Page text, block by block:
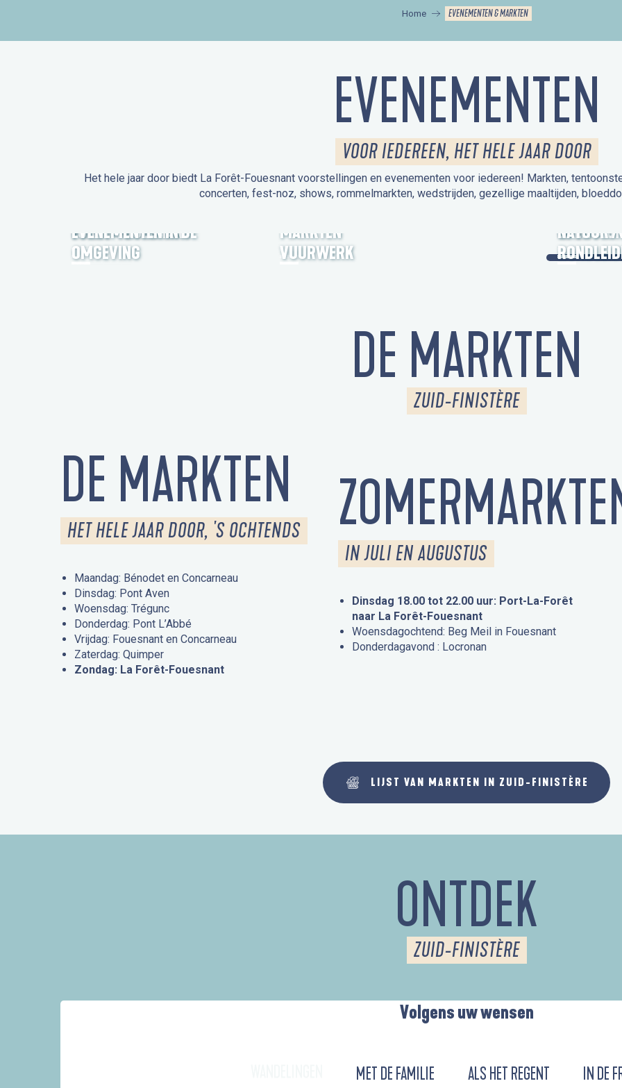
Home EVENEMENTEN & MARKTEN
EVENEMENTEN
VOOR IEDEREEN, HET HELE JAAR DOOR
Het hele jaar door biedt La Forêt-Fouesnant voorstellingen en evenementen voor iedereen! Markten,
concerten, fest-noz, shows, rommelmarkten, wedstrijden, gezellige maaltijden,
FORÊT-FOUESNANT
EVENEMENTEN IN DE
OMGEVING
MARKTEN
VUURWERK
OPEN
NATUUR /
DE MARKTEN
ZUID-FINISTÈRE
DE MARKTEN
HET HELE JAAR DOOR, 'S OCHTENDS
Maandag: Bénodet en Concarneau
Dinsdag: Pont Aven
Woensdag: Trégunc
Donderdag: Pont L’Abbé
Vrijdag: Fouesnant en Concarneau
Zaterdag: Quimper
Zondag: La Forêt-Fouesnant
IN JULI EN AUGUSTUS
Dinsdag 18.00 tot 22.00 uur: Port-La-Forêt
naar La Forêt-Fouesnant
Woensdagochtend: Beg Meil in Fouesnant
Donderdagavond : Locronan
LIJST VAN MARKTEN IN ZUID-FINISTÈRE
ONTDEK
ZUID-FINISTÈRE
Volgens uw wensen
MET DE FAMILIE ALS HET REGENT IN DE